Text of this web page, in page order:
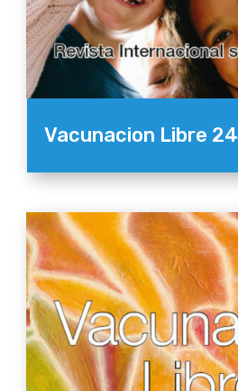
Vacunacion Libre 24